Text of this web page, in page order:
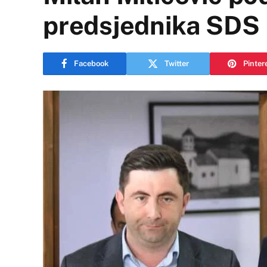
predsjednika SDS
Facebook Twitter